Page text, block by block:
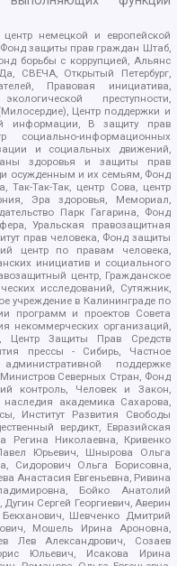
немецкой и европейской
Фонд защиты прав граждан Штаб,
борьбы с коррупцией, Альянс
СВЕЧА, Открытый Петербург,
Правовая инициатива,
преступности,
Центр поддержки и
информации, В защиту прав
информационных
и социальных движений,
здоровья и защиты прав
осужденным и их семьям, Фонд
Так-Так-Так, центр Сова, центр
Эра здоровья, Мемориал,
Парк Гагарина, Фонд
Уральская правозащитная
прав человека, Фонд защиты
центр по правам человека,
инициатив и социального
центр, Гражданское
исследований, Сутяжник,
в Калининграде по
программ и проектов Совета
некоммерческих организаций,
Центр Защиты Прав Средств
прессы - Сибирь, Частное
поддержке
Северных Стран, Фонд
контроль, Человек и Закон,
академика Сахарова,
Институт Развития Свободы
вердикт, Евразийская
Регина Николаевна, Кривенко
Юрьевич, Шнырова Ольга
Сидорович Ольга Борисовна,
Анастасия Евгеньевна, Ривина
Бойко Анатолий
Сергей Георгиевич, Аверин
Шевченко Дмитрий
Мошель Ирина Ароновна,
Лев Александрович, Созаев
Юльевич, Исакова Ирина